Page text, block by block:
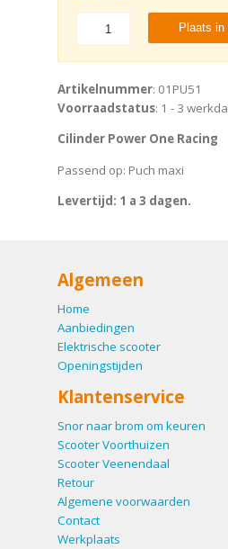
Plaats in
Artikelnummer: 01PU51
Voorraadstatus: 1 - 3
Cilinder Power One Racing
Passend op: Puch maxi
Levertijd: 1 a 3 dagen.
Algemeen
Home
Aanbiedingen
Elektrische scooter
Openingstijden
Klantenservice
Snor naar brom om keuren
Scooter Voorthuizen
Scooter Veenendaal
Retour
Algemene voorwaarden
Contact
Werkplaats